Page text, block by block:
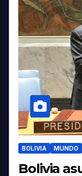
BOLIVIA MUNDO
Bolivia